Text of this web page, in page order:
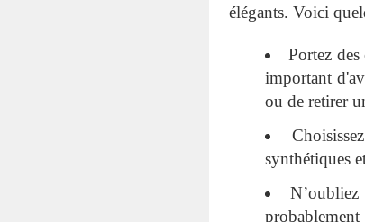
élégants. Voici
Portez
important
ou de retirer
synthétiques
N’oubliez